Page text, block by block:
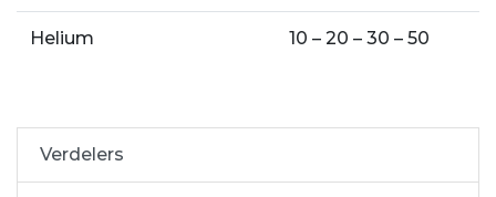
Helium 10 – 20 – 30 – 50
Verdelers